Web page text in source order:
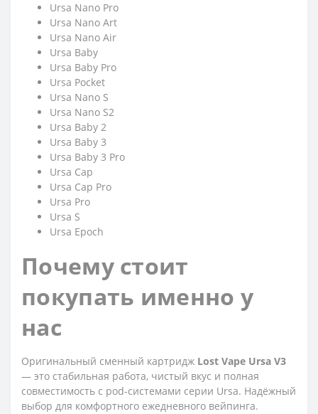
Ursa Nano Pro
Ursa Nano Art
Ursa Nano Air
Ursa Baby
Ursa Baby Pro
Ursa Pocket
Ursa Nano S
Ursa Nano S2
Ursa Baby 2
Ursa Baby 3
Ursa Baby 3 Pro
Ursa Cap
Ursa Cap Pro
Ursa Pro
Ursa S
Ursa Epoch
Почему стоит
покупать именно у
нас
Оригинальный сменный картридж Lost Vape Ursa V3
— это стабильная работа, чистый вкус и полная
совместимость с pod-системами серии Ursa. Надёжный
выбор для комфортного ежедневного вейпинга.